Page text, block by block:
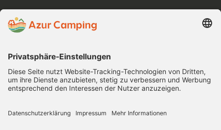
Folge uns
Datenschutz Impressum AGB
Cookies
Platzordnung
Barrierefreiheit
Copyright ©2026.All rights reserved.